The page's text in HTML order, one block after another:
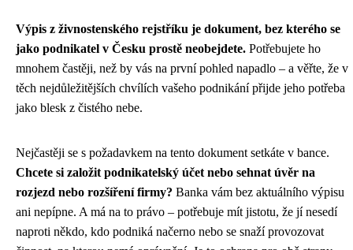
Výpis z živnostenského rejstříku je dokument, bez kterého se
jako podnikatel v Česku prostě neobejdete. Potřebujete ho
mnohem častěji, než by vás na první pohled napadlo – a věřte, že v
těch nejdůležitějších chvílích vašeho podnikání přijde jeho potřeba
jako blesk z čistého nebe.
Nejčastěji se s požadavkem na tento dokument setkáte v bance.
Chcete si založit podnikatelský účet nebo sehnat úvěr na
rozjezd nebo rozšíření firmy? Banka vám bez aktuálního výpisu
ani nepípne. A má na to právo – potřebuje mít jistotu, že jí nesedí
naproti někdo, kdo podniká načerno nebo se snaží provozovat